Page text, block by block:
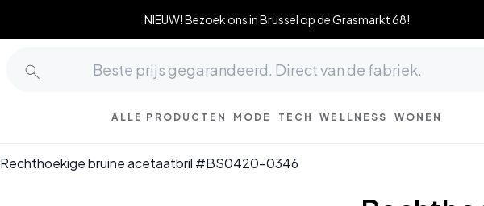
NIEUW! Bezoek ons in Brussel op de Grasmarkt 68!
ALLE PRODUCTEN MODE TECH WELLNESS WONEN
Rechthoekige bruine acetaatbril #BS0420-0346